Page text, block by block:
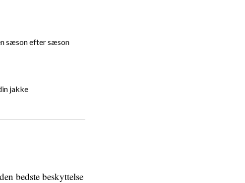
sæson efter sæson
jakke
bedste beskyttelse